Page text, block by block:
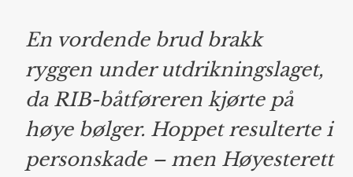
En vordende brud brakk
ryggen under utdrikningslaget,
da RIB-båtføreren kjørte på
høye bølger. Hoppet resulterte i
personskade – men Høyesterett